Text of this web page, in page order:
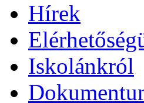
Hírek
Iskolánkról